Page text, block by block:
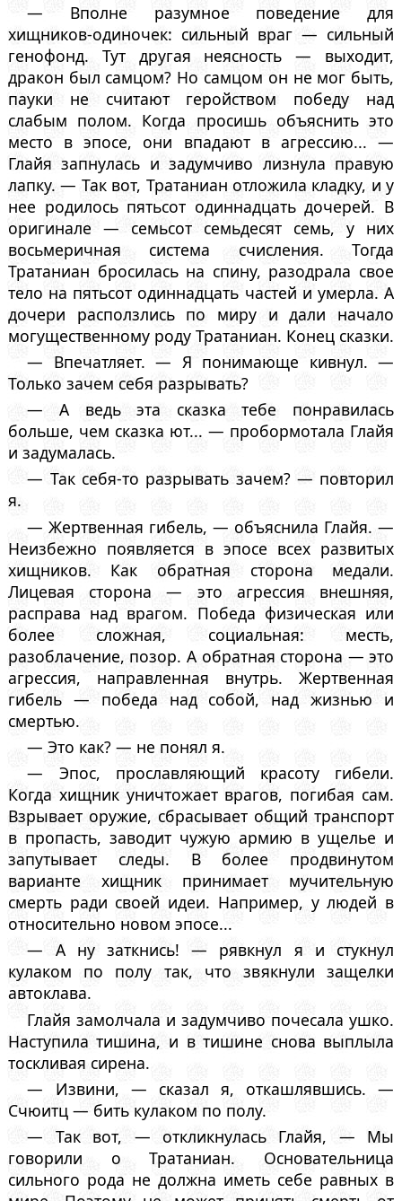
— Вполне разумное поведение для
хищников-одиночек: сильный враг — сильный
генофонд. Тут другая неясность — выходит,
дракон был самцом? Но самцом он не мог быть,
пауки не считают геройством победу над
слабым полом. Когда просишь объяснить это
место в эпосе, они впадают в агрессию... —
Глайя запнулась и задумчиво лизнула правую
лапку. — Так вот, Тратаниан отложила кладку, и у
нее родилось пятьсот одиннадцать дочерей. В
оригинале — семьсот семьдесят семь, у них
восьмеричная система счисления. Тогда
Тратаниан бросилась на спину, разодрала свое
тело на пятьсот одиннадцать частей и умерла. А
дочери расползлись по миру и дали начало
могущественному роду Тратаниан. Конец сказки.
— Впечатляет. — Я понимающе кивнул. —
Только зачем себя разрывать?
— А ведь эта сказка тебе понравилась
больше, чем сказка ют... — пробормотала Глайя
и задумалась.
— Так себя-то разрывать зачем? — повторил
я.
— Жертвенная гибель, — объяснила Глайя. —
Неизбежно появляется в эпосе всех развитых
хищников. Как обратная сторона медали.
Лицевая сторона — это агрессия внешняя,
расправа над врагом. Победа физическая или
более сложная, социальная: месть,
разоблачение, позор. А обратная сторона — это
агрессия, направленная внутрь. Жертвенная
гибель — победа над собой, над жизнью и
смертью.
— Это как? — не понял я.
— Эпос, прославляющий красоту гибели.
Когда хищник уничтожает врагов, погибая сам.
Взрывает оружие, сбрасывает общий транспорт
в пропасть, заводит чужую армию в ущелье и
запутывает следы. В более продвинутом
варианте хищник принимает мучительную
смерть ради своей идеи. Например, у людей в
относительно новом эпосе...
— А ну заткнись! — рявкнул я и стукнул
кулаком по полу так, что звякнули защелки
автоклава.
Глайя замолчала и задумчиво почесала ушко.
Наступила тишина, и в тишине снова выплыла
тоскливая сирена.
— Извини, — сказал я, откашлявшись. —
Счюитц — бить кулаком по полу.
— Так вот, — откликнулась Глайя, — Мы
говорили о Тратаниан. Основательница
сильного рода не должна иметь себе равных в